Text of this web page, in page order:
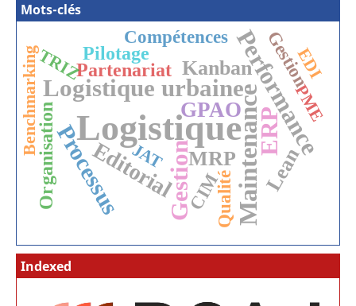
Mots-clés
LogistiqueMaintenance
Gestion
ERP
Logistique urbainePerformance
ProcessusEditorial
GPAO
Kanban
MRP Lean
Organisation
Partenariat
Pilotage
CIM
Gestion
Qualité
Compétences
BenchmarkingTRIZ
PME
EDI
JAT
Indexed